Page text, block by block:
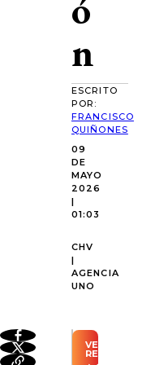
n
ESCRITO
POR:
FRANCISCO
QUIÑONES
09
DE
MAYO
2026
|
01:03
CHV
|
AGENCIA
UNO
VER
RESUMEN